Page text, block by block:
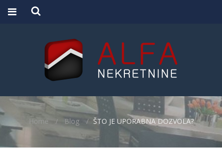
Home Blog ŠTO JE UPORABNA DOZVOLA?